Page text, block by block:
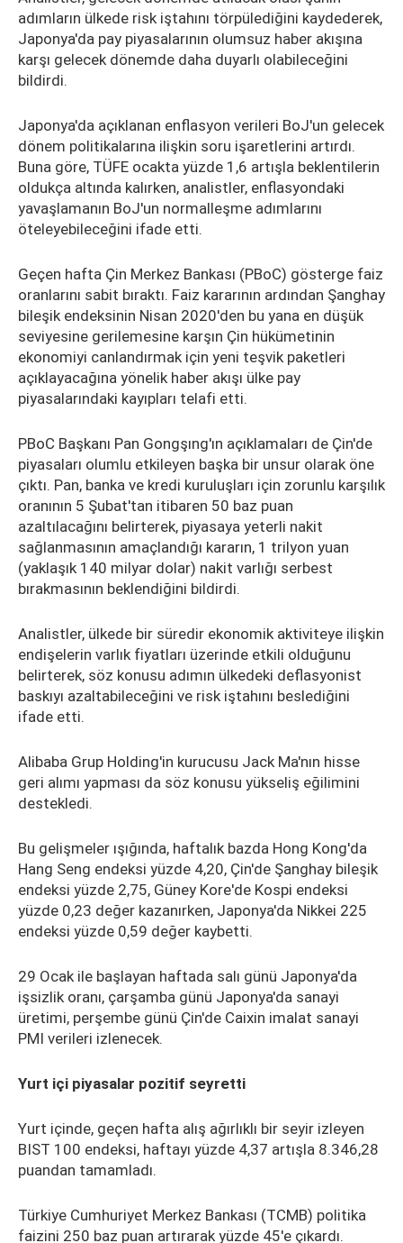
adımların ülkede risk iştahını törpülediğini kaydederek,
Japonya'da pay piyasalarının olumsuz haber akışına
karşı gelecek dönemde daha duyarlı olabileceğini
bildirdi.
Japonya'da açıklanan enflasyon verileri BoJ'un gelecek
dönem politikalarına ilişkin soru işaretlerini artırdı.
Buna göre, TÜFE ocakta yüzde 1,6 artışla beklentilerin
oldukça altında kalırken, analistler, enflasyondaki
yavaşlamanın BoJ'un normalleşme adımlarını
öteleyebileceğini ifade etti.
Geçen hafta Çin Merkez Bankası (PBoC) gösterge faiz
oranlarını sabit bıraktı. Faiz kararının ardından Şanghay
bileşik endeksinin Nisan 2020'den bu yana en düşük
seviyesine gerilemesine karşın Çin hükümetinin
ekonomiyi canlandırmak için yeni teşvik paketleri
açıklayacağına yönelik haber akışı ülke pay
piyasalarındaki kayıpları telafi etti.
PBoC Başkanı Pan Gongşıng'ın açıklamaları de Çin'de
piyasaları olumlu etkileyen başka bir unsur olarak öne
çıktı. Pan, banka ve kredi kuruluşları için zorunlu karşılık
oranının 5 Şubat'tan itibaren 50 baz puan
azaltılacağını belirterek, piyasaya yeterli nakit
sağlanmasının amaçlandığı kararın, 1 trilyon yuan
(yaklaşık 140 milyar dolar) nakit varlığı serbest
bırakmasının beklendiğini bildirdi.
Analistler, ülkede bir süredir ekonomik aktiviteye ilişkin
endişelerin varlık fiyatları üzerinde etkili olduğunu
belirterek, söz konusu adımın ülkedeki deflasyonist
baskıyı azaltabileceğini ve risk iştahını beslediğini
ifade etti.
Alibaba Grup Holding'in kurucusu Jack Ma'nın hisse
geri alımı yapması da söz konusu yükseliş eğilimini
destekledi.
Bu gelişmeler ışığında, haftalık bazda Hong Kong'da
Hang Seng endeksi yüzde 4,20, Çin'de Şanghay bileşik
endeksi yüzde 2,75, Güney Kore'de Kospi endeksi
yüzde 0,23 değer kazanırken, Japonya'da Nikkei 225
endeksi yüzde 0,59 değer kaybetti.
29 Ocak ile başlayan haftada salı günü Japonya'da
işsizlik oranı, çarşamba günü Japonya'da sanayi
üretimi, perşembe günü Çin'de Caixin imalat sanayi
PMI verileri izlenecek.
Yurt içi piyasalar pozitif seyretti
Yurt içinde, geçen hafta alış ağırlıklı bir seyir izleyen
BIST 100 endeksi, haftayı yüzde 4,37 artışla 8.346,28
puandan tamamladı.
Türkiye Cumhuriyet Merkez Bankası (TCMB) politika
faizini 250 baz puan artırarak yüzde 45'e çıkardı.